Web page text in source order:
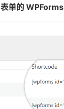
表单的 WPForms